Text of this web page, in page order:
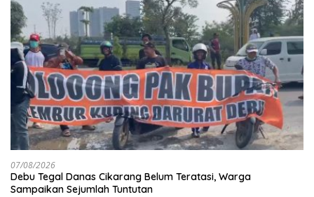
07/08/2026
Debu Tegal Danas Cikarang Belum Teratasi, Warga
Sampaikan Sejumlah Tuntutan